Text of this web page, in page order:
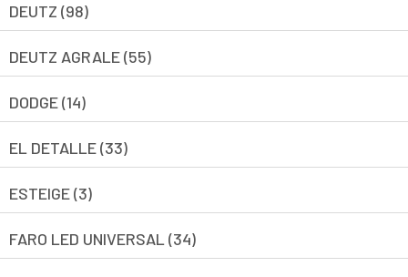
DEUTZ (98)
DEUTZ AGRALE (55)
DODGE (14)
EL DETALLE (33)
ESTEIGE (3)
FARO LED UNIVERSAL (34)